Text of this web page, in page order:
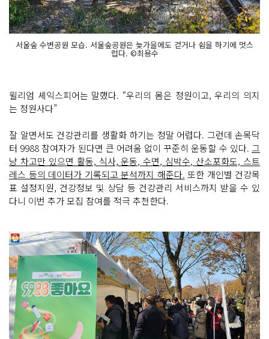
서울숲 수변공원 모습. 서울숲공원은 늦가을에도 걷거나 쉼을 하기에 멋스
럽다. ©최용수
윌리엄 셰익스피어는 말했다. “우리의 몸은 정원이고, 우리의 의지
는 정원사다”
잘 알면서도 건강관리를 생활화 하기는 정말 어렵다. 그런데 손목닥
터 9988 참여자가 된다면 큰 어려움 없이 꾸준히 운동할 수 있다. 그
냥 차고만 있으면 활동, 식사, 운동, 수면, 심박수, 산소포화도, 스트
레스 등의 데이터가 기록되고 분석까지 해준다. 또한 개인별 건강목
표 설정지원, 건강정보 및 상담 등 건강관리 서비스까지 받을 수 있
다니 이번 추가 모집 참여를 적극 추천한다.